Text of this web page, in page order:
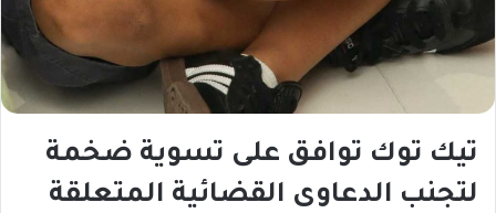
تيك توك توافق على تسوية ضخمة
لتجنب الدعاوى القضائية المتعلقة